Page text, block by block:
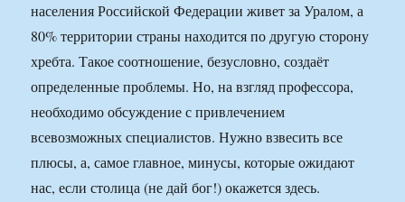
населения Российской Федерации живет за Уралом, а
80% территории страны находится по другую сторону
хребта. Такое соотношение, безусловно, создаёт
определенные проблемы. Но, на взгляд профессора,
необходимо обсуждение с привлечением
всевозможных специалистов. Нужно взвесить все
плюсы, а, самое главное, минусы, которые ожидают
нас, если столица (не дай бог!) окажется здесь.